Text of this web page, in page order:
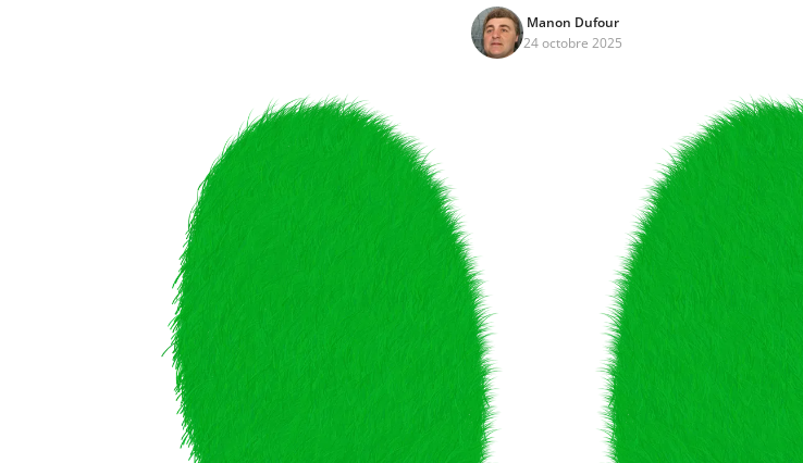
Manon Dufour
24 octobre 2025